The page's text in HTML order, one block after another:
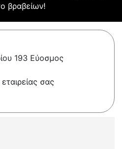
βραβείων!
193 Εύοσμος
σας